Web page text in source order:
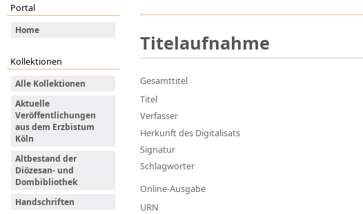
Portal
Home
Kollektionen
Alle Kollektionen
Aktuelle
Veröffentlichungen
aus dem Erzbistum
Köln
Altbestand der
Diözesan- und
Dombibliothek
Handschriften
Titelaufnahme
Gesamttitel
Titel
Verfasser
Herkunft des Digitalisats
Signatur
Schlagwörter
Online-Ausgabe
URN